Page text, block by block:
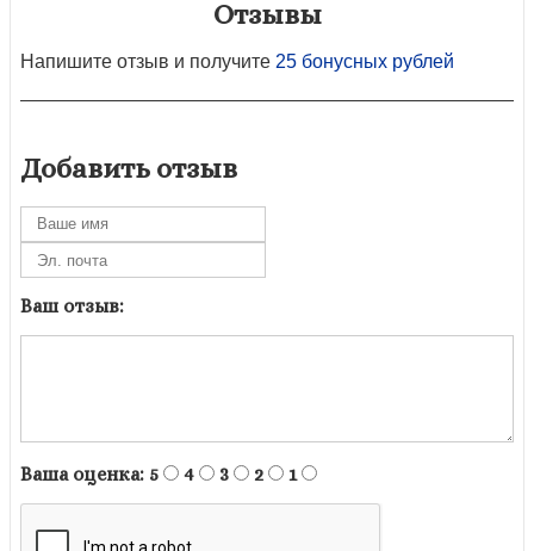
Отзывы
Напишите отзыв и получите 25 бонусных рублей
Добавить отзыв
Ваш отзыв:
Ваша оценка: 5 4 3 2 1